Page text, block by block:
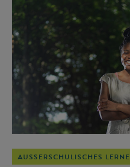
AUSSERSCHULISCHES LERNEN